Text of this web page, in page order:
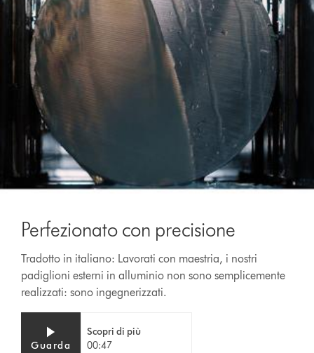
Perfezionato con precisione
Tradotto in italiano: Lavorati con maestria, i nostri
padiglioni esterni in alluminio non sono semplicemente
realizzati: sono ingegnerizzati.
Transcript
trascrizione
video
Guarda
Scopri di più
00:47